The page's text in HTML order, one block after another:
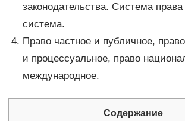
законодательства. Система
система.
Право частное и публичное,
и процессуальное, право
международное.
Содержание